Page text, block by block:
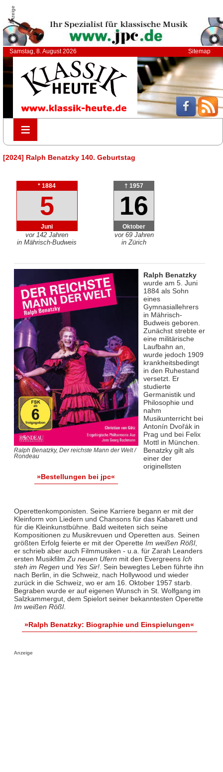
Anzeige
Samstag, 8. August 2026 Sitemap
≡
≡
[2024] Ralph Benatzky 140. Geburtstag
* 1884
5
Juni
vor 142 Jahren
in Mährisch-Budweis
† 1957
16
Oktober
vor 69 Jahren
in Zürich
Ralph Benatzky, Der reichste Mann der Welt /
Rondeau
»Bestellungen bei jpc«
Ralph Benatzky
wurde am 5. Juni
1884 als Sohn
eines
Gymnasiallehrers
in Mährisch-
Budweis geboren.
Zunächst strebte er
eine militärische
Laufbahn an,
wurde jedoch 1909
krankheitsbedingt
in den Ruhestand
versetzt. Er
studierte
Germanistik und
Philosophie und
nahm
Musikunterricht bei
Antonín Dvořák in
Prag und bei Felix
Mottl in München.
Benatzky gilt als
einer der
originellsten
Operettenkomponisten. Seine Karriere begann er mit der
Kleinform von Liedern und Chansons für das Kabarett und
für die Kleinkunstbühne. Bald weiteten sich seine
Kompositionen zu Musikrevuen und Operetten aus. Seinen
größten Erfolg feierte er mit der Operette Im weißen Rößl,
er schrieb aber auch Filmmusiken - u.a. für Zarah Leanders
ersten Musikfilm Zu neuen Ufern mit den Evergreens Ich
steh im Regen und Yes Sir!. Sein bewegtes Leben führte ihn
nach Berlin, in die Schweiz, nach Hollywood und wieder
zurück in die Schweiz, wo er am 16. Oktober 1957 starb.
Begraben wurde er auf eigenen Wunsch in St. Wolfgang im
Salzkammergut, dem Spielort seiner bekanntesten Operette
Im weißen Rößl.
»Ralph Benatzky: Biographie und Einspielungen«
Anzeige